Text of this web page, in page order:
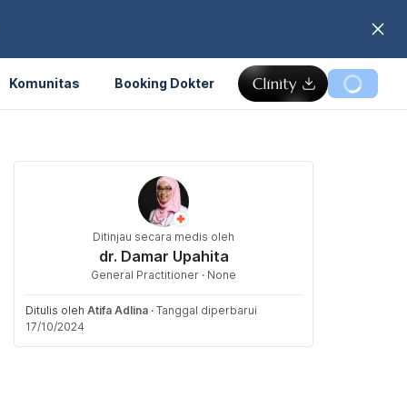
Komunitas Booking Dokter
Ditinjau secara medis oleh
dr. Damar Upahita
General Practitioner · None
Ditulis oleh Atifa Adlina · Tanggal diperbarui
17/10/2024